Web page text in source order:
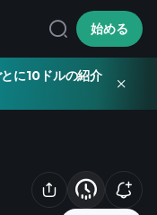
始める
に10ドルの紹介